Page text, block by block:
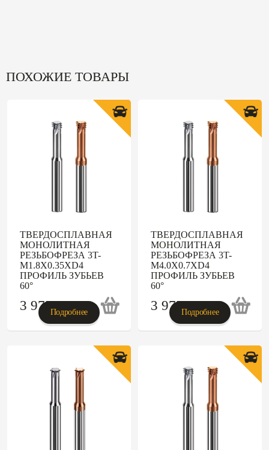
ПОХОЖИЕ ТОВАРЫ
ТВЕРДОСПЛАВНАЯ
МОНОЛИТНАЯ
РЕЗЬБОФРЕЗА 3T-
M1.8X0.35XD4
ПРОФИЛЬ ЗУБЬЕВ
60°
3 975p
Подробнее
ТВЕРДОСПЛАВНАЯ
МОНОЛИТНАЯ
РЕЗЬБОФРЕЗА 3T-
M4.0X0.7XD4
ПРОФИЛЬ ЗУБЬЕВ
60°
3 975p
Подробнее